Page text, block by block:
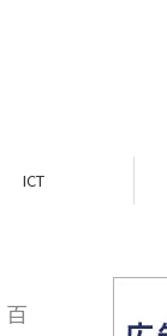
ICT